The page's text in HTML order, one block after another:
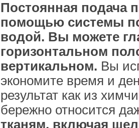
Постоянная подача
помощью системы
водой. Вы можете
горизонтальном
вертикальном. Вы
экономите время и
результат как из
бережно относится
тканям, включая